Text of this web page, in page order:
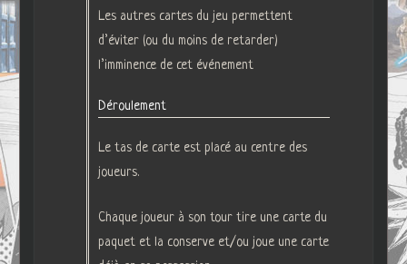
Les autres cartes du jeu permettent
d’éviter (ou du moins de retarder)
l’imminence de cet événement
Déroulement
Le tas de carte est placé au centre des
joueurs.
Chaque joueur à son tour tire une carte du
paquet et la conserve et/ou joue une carte